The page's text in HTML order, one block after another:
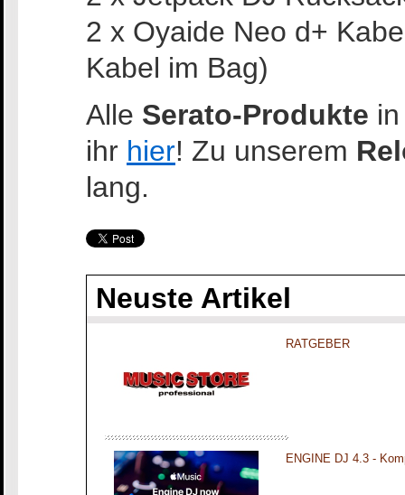
2 x Oyaide Neo d+
Kabel im Bag)
Alle Serato-Produkte
ihr hier! Zu unserem
lang.
Neuste Artikel
RATGEBER
ENGINE DJ 4.3 -